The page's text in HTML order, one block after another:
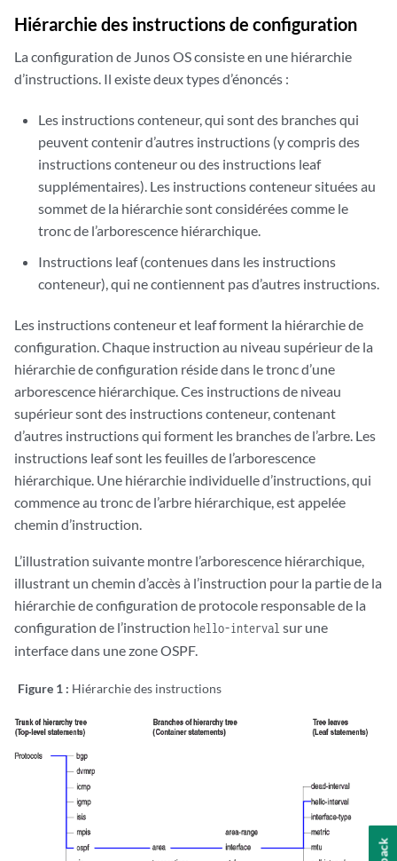
Hiérarchie des instructions de configuration
La configuration de Junos OSconsiste en une hiérarchie
d’instructions. Il existe deux types d’énoncés :
Les instructions conteneur, qui sont des branches qui
peuvent contenir d’autres instructions (y compris des
instructions conteneur ou des instructions leaf
supplémentaires). Les instructions conteneur situées au
sommet de la hiérarchie sont considérées comme le
tronc de l’arborescence hiérarchique.
Instructions leaf (contenues dans les instructions
conteneur), qui ne contiennent pas d’autres instructions.
Les instructions conteneur et leaf forment la hiérarchie de
configuration. Chaque instruction au niveau supérieur de la
hiérarchie de configuration réside dans le tronc d’une
arborescence hiérarchique. Ces instructions de niveau
supérieur sont des instructions conteneur, contenant
d’autres instructions qui forment les branches de l’arbre. Les
instructions leaf sont les feuilles de l’arborescence
hiérarchique. Une hiérarchie individuelle d’instructions, qui
commence au tronc de l’arbre hiérarchique, est appelée
chemin d’instruction.
L’illustration suivante montre l’arborescence hiérarchique,
illustrant un chemin d’accès à l’instruction pour la partie de la
hiérarchie de configuration de protocole responsable de la
configuration de l’instruction hello-interval sur une
interface dans une zone OSPF.
Figure 1 : Hiérarchie des instructions